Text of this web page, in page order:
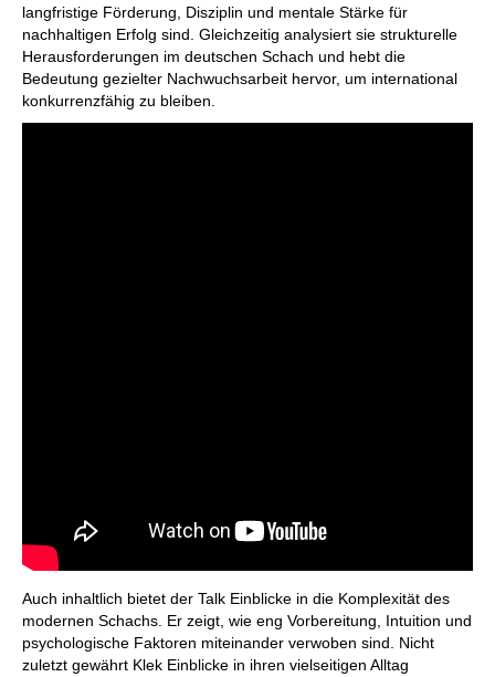
langfristige Förderung, Disziplin und mentale Stärke für
nachhaltigen Erfolg sind. Gleichzeitig analysiert sie strukturelle
Herausforderungen im deutschen Schach und hebt die
Bedeutung gezielter Nachwuchsarbeit hervor, um international
konkurrenzfähig zu bleiben.
Auch inhaltlich bietet der Talk Einblicke in die Komplexität des
modernen Schachs. Er zeigt, wie eng Vorbereitung, Intuition und
psychologische Faktoren miteinander verwoben sind. Nicht
zuletzt gewährt Klek Einblicke in ihren vielseitigen Alltag